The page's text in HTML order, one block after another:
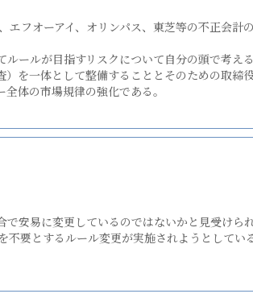
フオーアイ、オリンパス、東芝等の不正会計
ールが目指すリスクについて自分の頭で考え
を一体として整備することとそのための取締
体の市場規律の強化である。
安易に変更しているのではないかと見受けら
要とするルール変更が実施されようとしてい